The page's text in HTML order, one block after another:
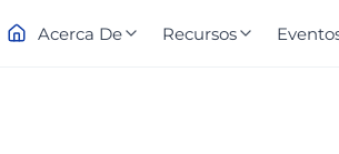
Acerca De Recursos